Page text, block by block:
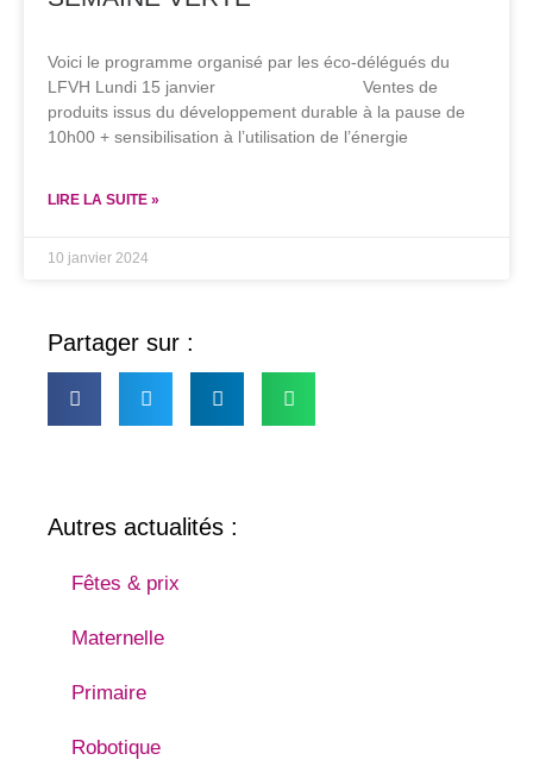
Voici le programme organisé par les éco-délégués du
LFVH Lundi 15 janvier Ventes de
produits issus du développement durable à la pause de
10h00 + sensibilisation à l’utilisation de l’énergie
LIRE LA SUITE »
10 janvier 2024
Partager sur :
Autres actualités :
Fêtes & prix
Maternelle
Primaire
Robotique